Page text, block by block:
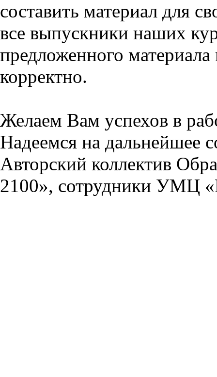
составить материал для
все выпускники наших
предложенного
корректно.
Желаем Вам успехов в
Надеемся на дальнейшее
Авторский коллектив
2100», сотрудники УМЦ